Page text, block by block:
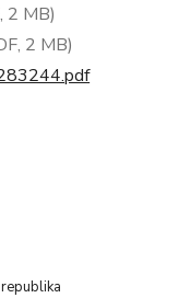
2 MB)
2 MB)